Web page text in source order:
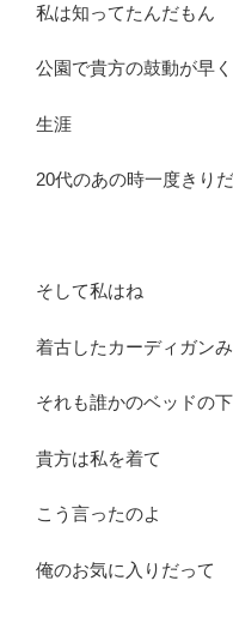
私は知ってたんだもん
公園で貴方の鼓動が早
生涯
20代のあの時一度きり
そして私はね
着古したカーディガン
それも誰かのベッドの
貴方は私を着て
こう言ったのよ
俺のお気に入りだって